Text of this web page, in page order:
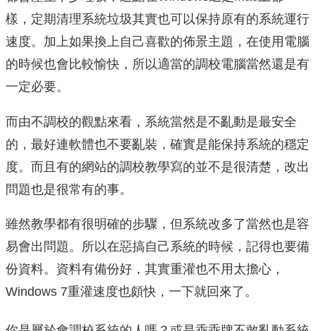
樣，定期清理系統垃圾其實也可以保持原有的系統運行
速度。加上如果換上自己喜歡的佈景主題，在使用電腦
的時候也會比較愉快，所以適當的調校電腦當然還是有
一定必要。
而由不調校的觀點來看，系統當然是不亂動是最安全
的，最好連軟體也不要亂裝，確實是能保持系統的穩定
度。而且有的網站的調校教學寫的並不是很清楚，改出
問題也是很常有的事。
雖然教學都有很明確的步驟，但系統改多了當然也是容
易會出問題。所以在惡搞自己系統的時候，記得也要備
份資料。資料有備份好，其實重灌也不用太擔心，
Windows 7重灌速度也頗快，一下就回來了。